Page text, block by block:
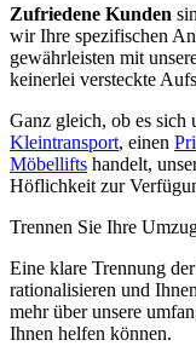
Zufriedene Kunden
wir Ihre spezifischen
gewährleisten mit
keinerlei versteckte
Ganz gleich, ob es sich
Kleintransport, einen
Möbellifts handelt,
Höflichkeit zur
Trennen Sie Ihre
Eine klare Trennung
rationalisieren und
mehr über unsere
Ihnen helfen können.